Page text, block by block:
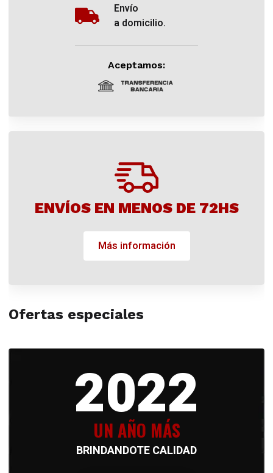
Envío
a domicilio.
Aceptamos:
ENVÍOS EN MENOS DE 72HS
Más información
Ofertas especiales
2022
UN AÑO MÁS
BRINDANDOTE CALIDAD